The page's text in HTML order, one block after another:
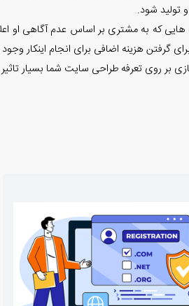
تولید شود.
هایی که به مشتری بر اساس عدم آگاهی او
گرفتن هزینه اضافی برای انجام اینکار
بر روی تعرفه طراحی سایت شما بسیار